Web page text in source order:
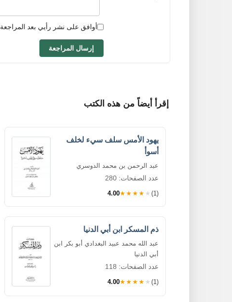
أوافق على نشر رأيي بعد المراجعة.
إرسال المراجعة
إقرأ أيضاً من هذه الكتب
يهود الأمس سلف سيء لخلف
أسوأ
عبد الرحمن بن محمد الدوسري
عدد الصفحات: 280
4.00★★★★★ (1)
ذم المسكر ابن أبي الدنيا
عبد الله محمد عبيد البغدادي أبو بكر ابن
أبي الدنيا
عدد الصفحات: 118
4.00★★★★★ (1)